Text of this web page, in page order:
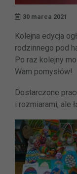
30 marca 2021
Kolejna edycja
rodzinnego pod
Po raz kolejny
Wam pomysłów!
Dostarczone
i rozmiarami, ale